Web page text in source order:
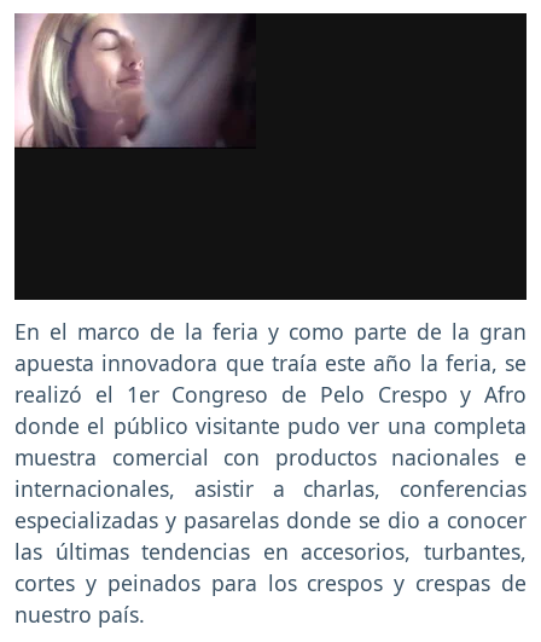
En el marco de la feria y como parte de la gran
apuesta innovadora que traía este año la feria, se
realizó el 1er Congreso de Pelo Crespo y Afro
donde el público visitante pudo ver una completa
muestra comercial con productos nacionales e
internacionales, asistir a charlas, conferencias
especializadas y pasarelas donde se dio a conocer
las últimas tendencias en accesorios, turbantes,
cortes y peinados para los crespos y crespas de
nuestro país.